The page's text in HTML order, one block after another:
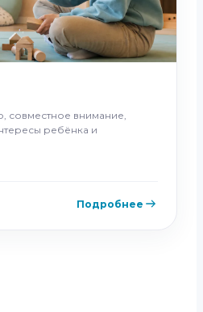
совместное внимание,
ребёнка и
Подробнее